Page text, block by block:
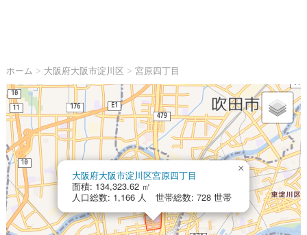
ホーム > 大阪府大阪市淀川区 > 宮原四丁目
大阪府大阪市淀川区宮原四丁目
面積: 134,323.62 ㎡
人口総数: 1,166 人 世帯総数: 728 世帯
×